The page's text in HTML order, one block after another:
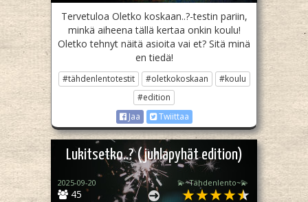
Tervetuloa Oletko koskaan..?-testin pariin,
minkä aiheena tällä kertaa onkin koulu!
Oletko tehnyt näitä asioita vai et? Sitä minä
en tiedä!
#tähdenlentotestit #oletkokoskaan
#koulu
#edition
Jaa
Twiittaa
Lukitsetko..? (juhlapyhät edition)
45
2025-09-20 💫~Tähdenlento~💫